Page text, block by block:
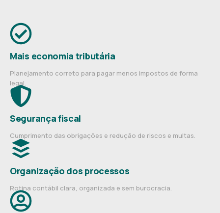
Mais economia tributária
Planejamento correto para pagar menos impostos de forma
legal.
Segurança fiscal
Cumprimento das obrigações e redução de riscos e multas.
Organização dos processos
Rotina contábil clara, organizada e sem burocracia.